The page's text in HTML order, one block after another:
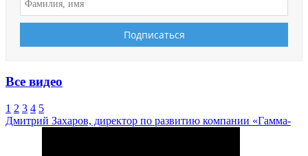
Все видео
1 2 3 4 5
Дмитрий Захаров, директор по развитию компании «Гамма-